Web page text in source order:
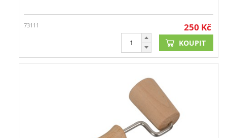
73111 250 Kč
KOUPIT